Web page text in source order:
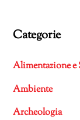
Categorie
Alimentazione e
Ambiente
Archeologia